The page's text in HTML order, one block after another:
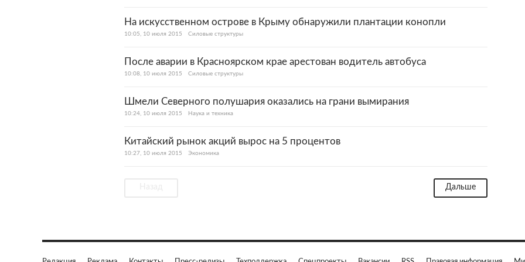
На искусственном острове в Крыму обнаружили плантации конопли
10:05, 10 июля 2015 Силовые структуры
После аварии в Красноярском крае арестован водитель автобуса
10:08, 10 июля 2015 Силовые структуры
Шмели Северного полушария оказались на грани вымирания
10:24, 10 июля 2015 Наука и техника
Китайский рынок акций вырос на 5 процентов
10:27, 10 июля 2015 Экономика
Дальше